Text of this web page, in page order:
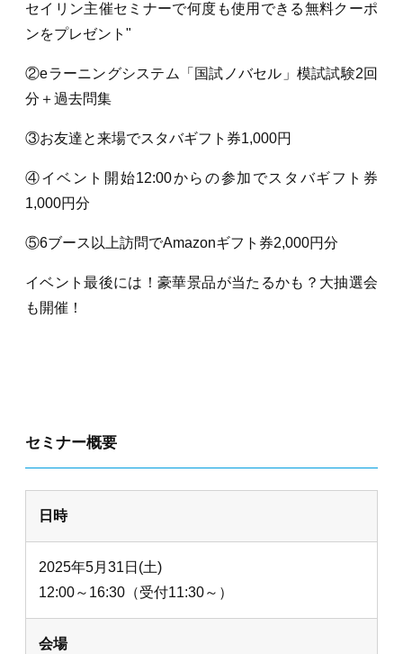
セイリン主催セミナーで何度も使用できる無料クーポ
ンをプレゼント"
②eラーニングシステム「国試ノバセル」模試試験2回
分＋過去問集
③お友達と来場でスタバギフト券1,000円
④イベント開始12:00からの参加でスタバギフト券
1,000円分
⑤6ブース以上訪問でAmazonギフト券2,000円分
イベント最後には！豪華景品が当たるかも？大抽選会
も開催！
セミナー概要
日時
2025年5月31日(土)
12:00～16:30（受付11:30～）
会場